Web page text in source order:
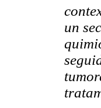
un